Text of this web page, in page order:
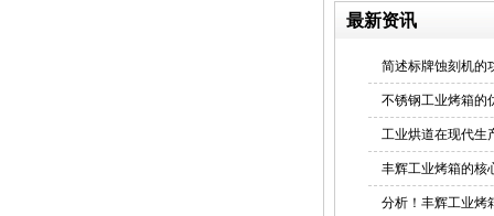
最新资讯
简述标牌蚀刻机的
不锈钢工业烤箱的
工业烘道在现代生
丰辉工业烤箱的核
分析！丰辉工业烤